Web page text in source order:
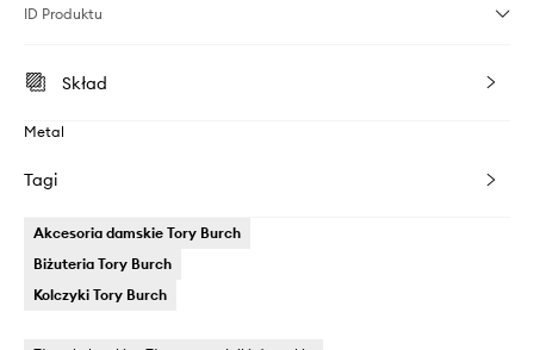
ID Produktu
Skład
Metal
Tagi
Akcesoria damskie Tory Burch
Biżuteria Tory Burch
Kolczyki Tory Burch